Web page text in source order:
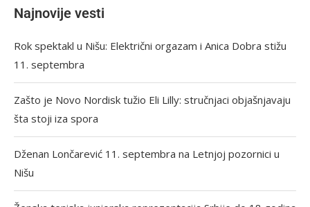
Najnovije vesti
Rok spektakl u Nišu: Električni orgazam i Anica Dobra stižu
11. septembra
Zašto je Novo Nordisk tužio Eli Lilly: stručnjaci objašnjavaju
šta stoji iza spora
Dženan Lončarević 11. septembra na Letnjoj pozornici u
Nišu